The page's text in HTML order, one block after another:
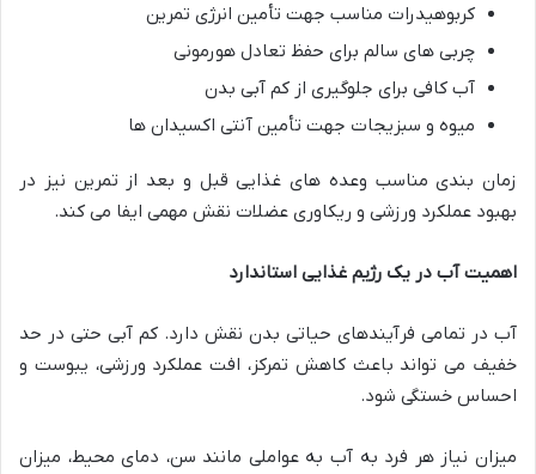
کربوهیدرات مناسب جهت تأمین انرژی تمرین
چربی های سالم برای حفظ تعادل هورمونی
آب کافی برای جلوگیری از کم آبی بدن
میوه و سبزیجات جهت تأمین آنتی اکسیدان ها
زمان بندی مناسب وعده های غذایی قبل و بعد از تمرین نیز در
بهبود عملکرد ورزشی و ریکاوری عضلات نقش مهمی ایفا می کند.
اهمیت آب در یک رژیم غذایی استاندارد
آب در تمامی فرآیندهای حیاتی بدن نقش دارد. کم آبی حتی در حد
خفیف می تواند باعث کاهش تمرکز، افت عملکرد ورزشی، یبوست و
احساس خستگی شود.
میزان نیاز هر فرد به آب به عواملی مانند سن، دمای محیط، میزان